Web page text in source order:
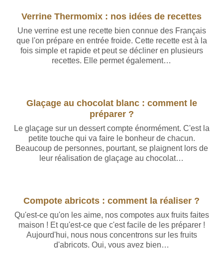
Verrine Thermomix : nos idées de recettes
Une verrine est une recette bien connue des Français
que l'on prépare en entrée froide. Cette recette est à la
fois simple et rapide et peut se décliner en plusieurs
recettes. Elle permet également…
Glaçage au chocolat blanc : comment le
préparer ?
Le glaçage sur un dessert compte énormément. C'est la
petite touche qui va faire le bonheur de chacun.
Beaucoup de personnes, pourtant, se plaignent lors de
leur réalisation de glaçage au chocolat…
Compote abricots : comment la réaliser ?
Qu'est-ce qu'on les aime, nos compotes aux fruits faites
maison ! Et qu'est-ce que c'est facile de les préparer !
Aujourd'hui, nous nous concentrons sur les fruits
d'abricots. Oui, vous avez bien…